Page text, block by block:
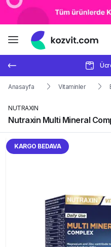
Anasayfa Vitaminler
NUTRAXIN
Nutraxin Multi Mineral
KARGO BEDAVA